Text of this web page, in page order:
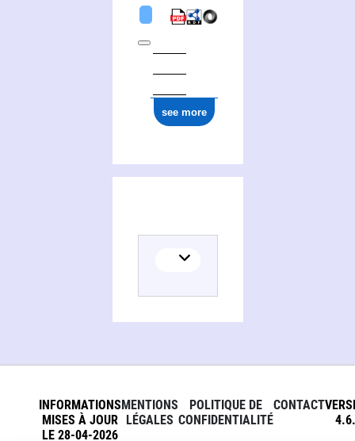
see more
INFORMATIONS
MISES À JOUR
LE 28-04-2026
MENTIONS
LÉGALES
POLITIQUE DE
CONFIDENTIALITÉ
CONTACT